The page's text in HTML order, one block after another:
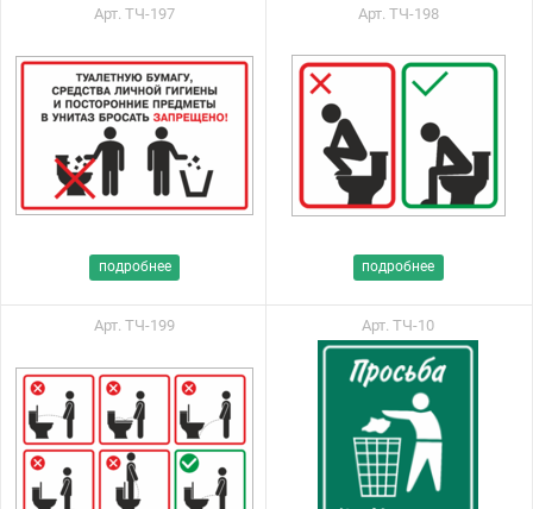
Арт. ТЧ-197
подробнее
Арт. ТЧ-198
подробнее
Арт. ТЧ-199 Арт. ТЧ-10